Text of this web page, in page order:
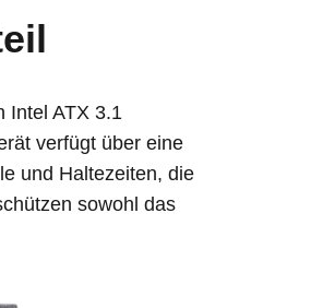
Intel ATX 3.1
verfügt über eine
und Haltezeiten, die
sowohl das